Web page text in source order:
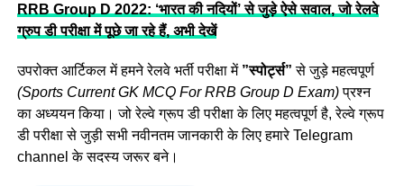
RRB Group D 2022: ‘भारत की नदियों’ से जुड़े ऐसे सवाल, जो रेलवे
ग्रुप डी परीक्षा में पूछे जा रहे हैं, अभी देखें
उपरोक्त आर्टिकल में हमने रेलवे भर्ती परीक्षा में”स्पोर्ट्स”से जुड़े महत्वपूर्ण
(Sports Current GK MCQ For RRB Group D Exam)प्रश्न
का अध्ययन किया। जो रेल्वे ग्रूप डी परीक्षा के लिए महत्वपूर्ण है, रेल्वे ग्रूप
डी परीक्षा से जुड़ी सभी नवीनतम जानकारी के लिए हमारे Telegram
channel के सदस्य जरूर बने।